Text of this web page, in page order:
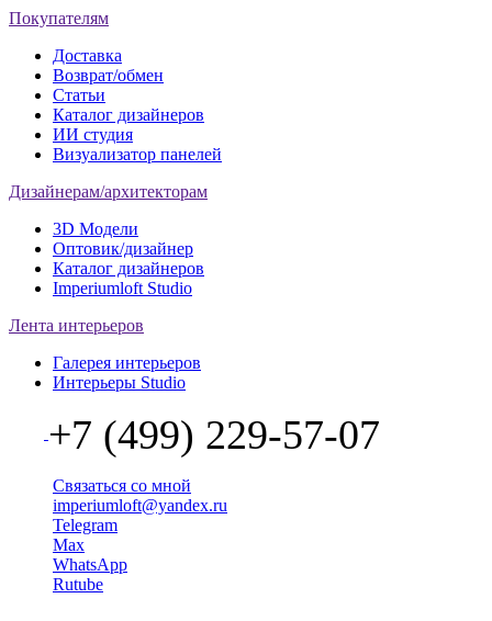
Покупателям
Доставка
Возврат/обмен
Статьи
Каталог дизайнеров
ИИ студия
Визуализатор панелей
Дизайнерам/архитекторам
3D Модели
Оптовик/дизайнер
Каталог дизайнеров
Imperiumloft Studio
Лента интерьеров
Галерея интерьеров
Интерьеры Studio
+7 (499) 229-57-07
Связаться со мной
imperiumloft@yandex.ru
Telegram
Max
WhatsApp
Rutube